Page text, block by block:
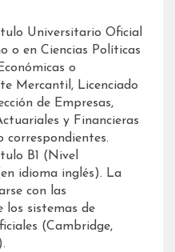
Universitario Oficial
o en Ciencias Políticas
o
Mercantil, Licenciado
de Empresas,
y Financieras
correspondientes.
B1 (Nivel
idioma inglés). La
con las
los sistemas de
(Cambridge,